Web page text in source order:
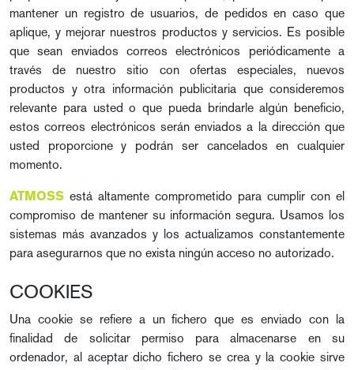
mantener un registro de usuarios, de pedidos en caso que
aplique, y mejorar nuestros productos y servicios. Es posible
que sean enviados correos electrónicos periódicamente a
través de nuestro sitio con ofertas especiales, nuevos
productos y otra información publicitaria que consideremos
relevante para usted o que pueda brindarle algún beneficio,
estos correos electrónicos serán enviados a la dirección que
usted proporcione y podrán ser cancelados en cualquier
momento.
ATMOSS está altamente comprometido para cumplir con el
compromiso de mantener su información segura. Usamos los
sistemas más avanzados y los actualizamos constantemente
para asegurarnos que no exista ningún acceso no autorizado.
COOKIES
Una cookie se refiere a un fichero que es enviado con la
finalidad de solicitar permiso para almacenarse en su
ordenador, al aceptar dicho fichero se crea y la cookie sirve